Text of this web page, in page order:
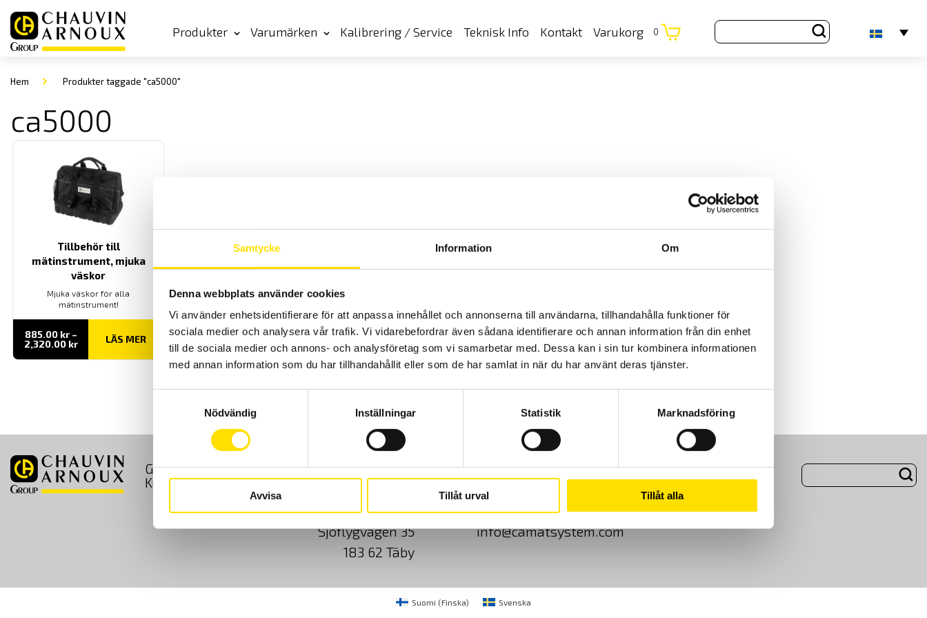
Samtycke Information Om
Denna webbplats använder cookies
Vi använder enhetsidentifierare för att anpassa innehållet och annonserna till användarna, tillhandahålla funktioner för
sociala medier och analysera vår trafik. Vi vidarebefordrar även sådana identifierare och annan information från din enhet
till de sociala medier och annons- och analysföretag som vi samarbetar med. Dessa kan i sin tur kombinera informationen
med annan information som du har tillhandahållit eller som de har samlat in när du har använt deras tjänster.
Nödvändig
Inställningar Statistik Marknadsföring
Avvisa Tillåt urval Tillåt alla
Produkter Varumärken Kalibrering / Service Teknisk Info Kontakt Varukorg 0
Hem Produkter taggade "ca5000"
ca5000
Tillbehör till
mätinstrument, mjuka
väskor
Mjuka väskor för alla
mätinstrument!
885.00 kr –
2,320.00 krPrisintervall:
till
LÄS MER
GDPR Köpvillkor Cookies Klagomål Kundundersökning
Om Oss
Kontakt
CA Mätsystem AB
Sjöflygvägen 35
183 62 Täby
08-50 52 68 00
info@camatsystem.com
Suomi (Finska) Svenska